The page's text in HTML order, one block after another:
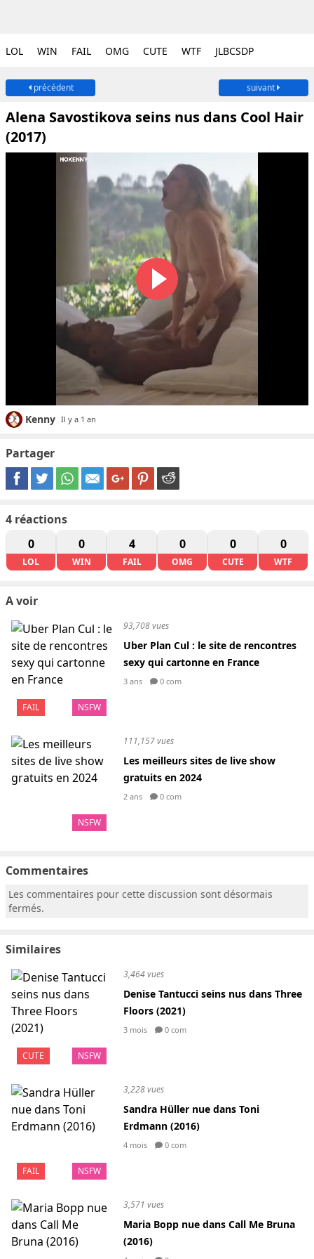
LOL WIN FAIL OMG CUTE WTF JLBCSDP
précédent suivant
Alena Savostikova seins nus dans Cool Hair
(2017)
Kenny Il y a 1 an
Partager
4 réactions
0
LOL
0
WIN
4
FAIL
0
OMG
0
CUTE
0
WTF
A voir
FAIL NSFW
93,708 vues
Uber Plan Cul : le site de rencontres
sexy qui cartonne en France
3 ans 0 com
NSFW
111,157 vues
Les meilleurs sites de live show
gratuits en 2024
2 ans 0 com
Commentaires
Les commentaires pour cette discussion sont désormais
fermés.
Similaires
CUTE NSFW
3,464 vues
Denise Tantucci seins nus dans Three
Floors (2021)
3 mois 0 com
FAIL NSFW
3,228 vues
Sandra Hüller nue dans Toni
Erdmann (2016)
4 mois 0 com
3,571 vues
Maria Bopp nue dans Call Me Bruna
(2016)